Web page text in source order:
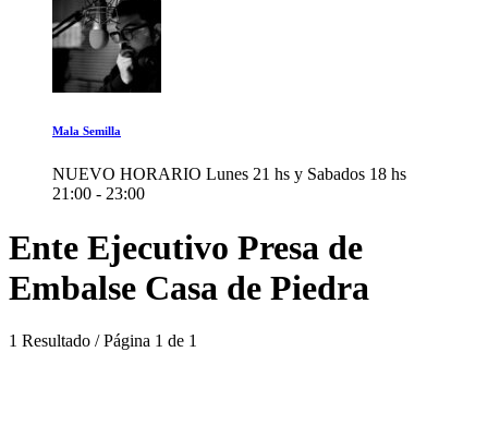
Mala Semilla
NUEVO HORARIO Lunes 21 hs y Sabados 18 hs
21:00 - 23:00
Ente Ejecutivo Presa de
Embalse Casa de Piedra
1 Resultado / Página 1 de 1